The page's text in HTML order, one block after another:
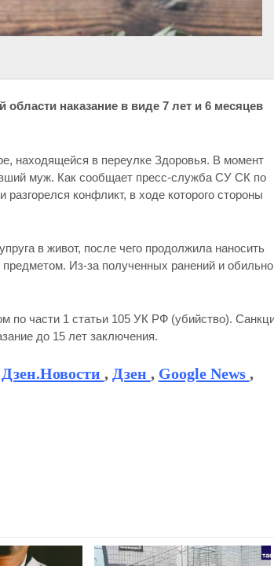
наказание в виде 7 лет и 6 месяцев
находящейся в переулке Здоровья. В момент
муж. Как сообщает пресс-служба СУ СК по
конфликт, в ходе которого стороны
в живот, после чего продолжила наносить
Из-за полученных ранений и
части 1 статьи 105 УК РФ (убийство).
до 15 лет заключения.
Дзен.Новости , Дзен , Google News ,